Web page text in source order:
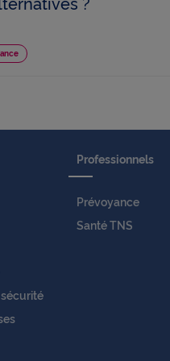
Professionnels
Prévoyance
Santé TNS